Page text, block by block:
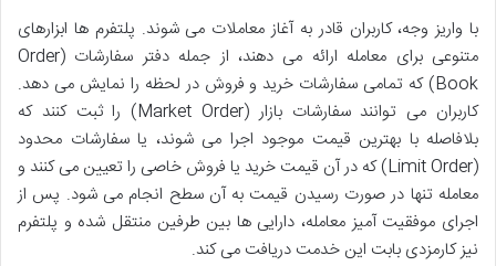
با واریز وجه، کاربران قادر به آغاز معاملات می شوند. پلتفرم ها ابزارهای
متنوعی برای معامله ارائه می دهند، از جمله دفتر سفارشات (Order
Book) که تمامی سفارشات خرید و فروش در لحظه را نمایش می دهد.
کاربران می توانند سفارشات بازار (Market Order) را ثبت کنند که
بلافاصله با بهترین قیمت موجود اجرا می شوند، یا سفارشات محدود
(Limit Order) که در آن قیمت خرید یا فروش خاصی را تعیین می کنند و
معامله تنها در صورت رسیدن قیمت به آن سطح انجام می شود. پس از
اجرای موفقیت آمیز معامله، دارایی ها بین طرفین منتقل شده و پلتفرم
نیز کارمزدی بابت این خدمت دریافت می کند.